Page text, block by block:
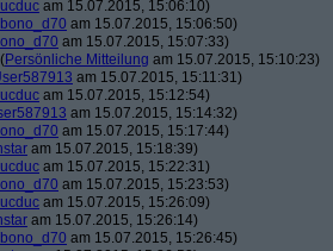
am 15.07.2015, 15:06:10)
bono_d70 am 15.07.2015, 15:06:50)
am 15.07.2015, 15:07:33)
(Persönliche Mitteilung am 15.07.2015, 15:10:23)
am 15.07.2015, 15:11:31)
am 15.07.2015, 15:12:54)
am 15.07.2015, 15:14:32)
am 15.07.2015, 15:17:44)
am 15.07.2015, 15:18:39)
am 15.07.2015, 15:22:31)
am 15.07.2015, 15:23:53)
am 15.07.2015, 15:26:09)
am 15.07.2015, 15:26:14)
bono_d70 am 15.07.2015, 15:26:45)